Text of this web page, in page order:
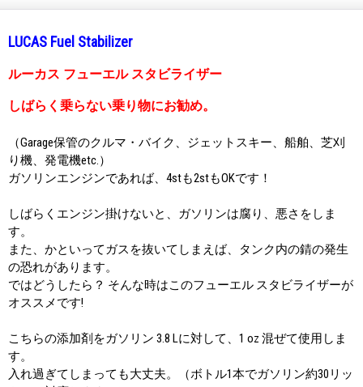
LUCAS Fuel Stabilizer
ルーカス フューエル スタビライザー
しばらく乗らない乗り物にお勧め。
（Garage保管のクルマ・バイク、ジェットスキー、船舶、芝刈
り機、発電機etc.）
ガソリンエンジンであれば、4stも2stもOKです！
しばらくエンジン掛けないと、ガソリンは腐り、悪さをしま
す。
また、かといってガスを抜いてしまえば、タンク内の錆の発生
の恐れがあります。
ではどうしたら？ そんな時はこのフューエル スタビライザーが
オススメです!
こちらの添加剤をガソリン 3.8 Lに対して、1 oz 混ぜて使用しま
す。
入れ過ぎてしまっても大丈夫。（ボトル1本でガソリン約30リッ